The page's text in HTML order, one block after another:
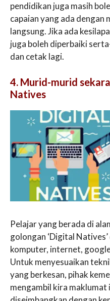
pendidikan juga masih
capaian yang ada dengan
langsung. Jika ada
juga boleh diperbaiki
dan cetak lagi.
4. Murid-murid
Natives
Pelajar yang berada di
golongan ‘Digital
komputer, internet,
Untuk menyesuaikan
yang berkesan, pihak
mengambil kira maklumat